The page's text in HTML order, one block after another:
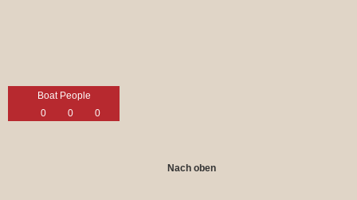
Boat People
0
0 0
Nach oben